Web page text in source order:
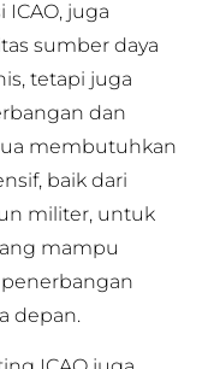
juga
sumber daya
tetapi juga
dan
membutuhkan
baik dari
militer, untuk
mampu
depan.